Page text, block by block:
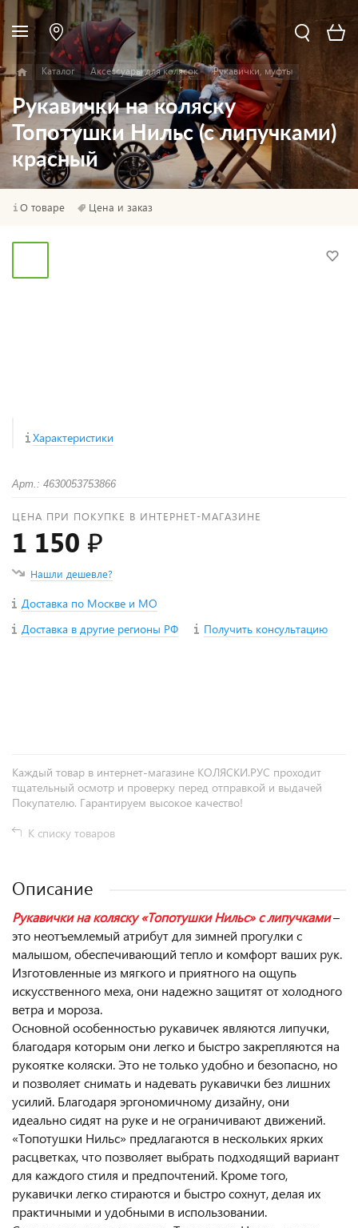
Каталог Аксессуары для колясок Рукавички, муфты
Рукавички на коляску
Топотушки Нильс (с липучками)
красный
О товаре Цена и заказ
Характеристики
Арт.: 4630053753866
ЦЕНА ПРИ ПОКУПКЕ В ИНТЕРНЕТ-МАГАЗИНЕ
1 150 ₽
Нашли дешевле?
Доставка по Москве и МО
Доставка в другие регионы РФ
Получить консультацию
Каждый товар в интернет-магазине КОЛЯСКИ.РУС проходит
тщательный осмотр и проверку перед отправкой и выдачей
Покупателю. Гарантируем высокое качество!
К списку товаров
Описание
Рукавички на коляску «Топотушки Нильс» с липучками–
это неотъемлемый атрибут для зимней прогулки с
малышом, обеспечивающий тепло и комфорт ваших рук.
Изготовленные из мягкого и приятного на ощупь
искусственного меха, они надежно защитят от холодного
ветра и мороза.
Основной особенностью рукавичек являются липучки,
благодаря которым они легко и быстро закрепляются на
рукоятке коляски. Это не только удобно и безопасно, но
и позволяет снимать и надевать рукавички без лишних
усилий. Благодаря эргономичному дизайну, они
идеально сидят на руке и не ограничивают движений.
«Топотушки Нильс» предлагаются в нескольких ярких
расцветках, что позволяет выбрать подходящий вариант
для каждого стиля и предпочтений. Кроме того,
рукавички легко стираются и быстро сохнут, делая их
практичными и удобными в использовании.